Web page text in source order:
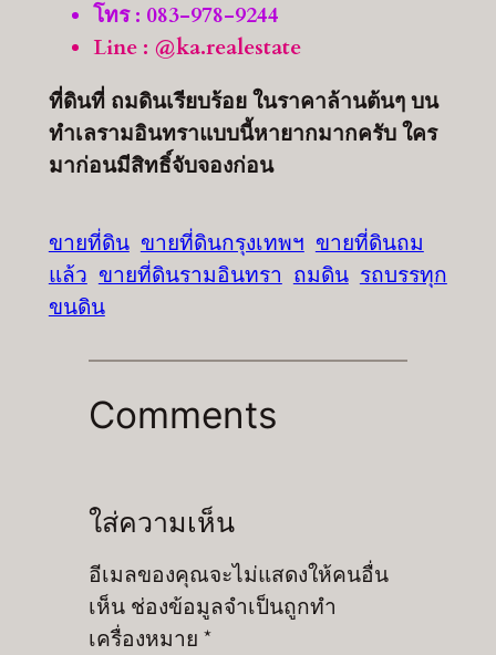
โทร : 083-978-9244
Line : @ka.realestate
ที่ดินที่ ถมดินเรียบร้อย ในราคาล้านต้นๆ บน
ทำเลรามอินทราแบบนี้หายากมากครับ ใคร
มาก่อนมีสิทธิ์จับจองก่อน
ขายที่ดิน ขายที่ดินกรุงเทพฯ ขายที่ดินถม
แล้ว ขายที่ดินรามอินทรา ถมดิน รถบรรทุก
ขนดิน
Comments
ใส่ความเห็น
อีเมลของคุณจะไม่แสดงให้คนอื่น
เห็น ช่องข้อมูลจำเป็นถูกทำ
เครื่องหมาย *